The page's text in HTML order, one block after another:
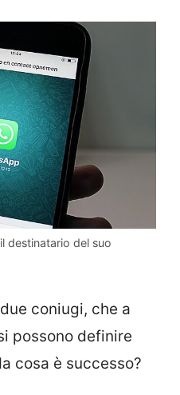
destinatario del suo
coniugi, che a
possono definire
cosa è successo?